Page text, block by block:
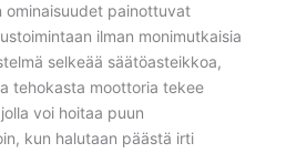
painottuvat
ilman monimutkaisia
selkeää säätöasteikkoa,
tehokasta moottoria tekee
voi hoitaa puun
kun halutaan päästä irti